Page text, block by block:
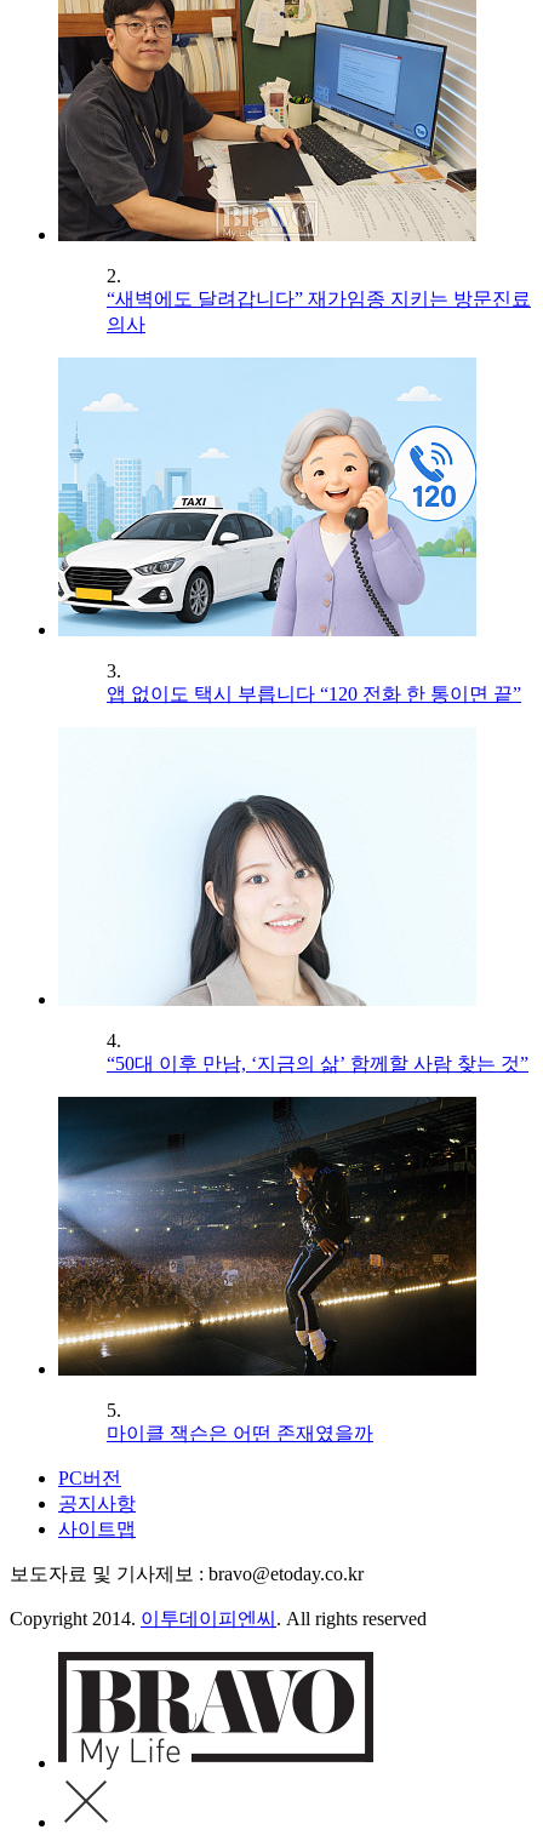
2.
“새벽에도 달려갑니다” 재가임종 지키는 방문진료
의사
3.
앱 없이도 택시 부릅니다 “120 전화 한 통이면 끝”
4.
“50대 이후 만남, ‘지금의 삶’ 함께할 사람 찾는 것”
5.
마이클 잭슨은 어떤 존재였을까
PC버전
공지사항
사이트맵
보도자료 및 기사제보 : bravo@etoday.co.kr
Copyright 2014. 이투데이피엔씨 . All rights reserved